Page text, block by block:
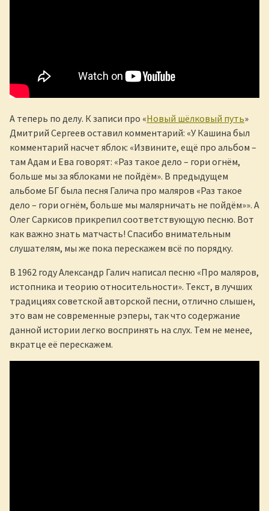
А теперь по делу. К записи про «Новый шёлковый путь»
Дмитрий Сергеев оставил комментарий: «У Кашина был
комментарий насчет яблок: «Извините, ещё про альбом –
там Адам и Ева говорят: «Раз такое дело – гори огнём,
больше мы за яблоками не пойдём». В предыдущем
альбоме БГ была песня Галича про маляров «Раз такое
дело – гори огнём, больше мы малярничать не пойдём»». А
Олег Саркисов прикрепил соответствующую песню. Вот
как важно знать матчасть! Спасибо внимательным
слушателям, мы же пока перескажем всё по порядку.
В 1962 году Александр Галич написал песню «Про маляров,
истопника и теорию относительности». Текст, в лучших
традициях советской авторской песни, отлично слышен,
это вам не современные рэперы, так что содержание
данной истории легко воспринять на слух. Тем не менее,
вкратце её перескажем.